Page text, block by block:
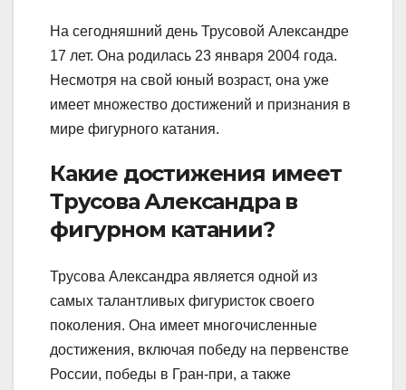
На сегодняшний день Трусовой Александре
17 лет. Она родилась 23 января 2004 года.
Несмотря на свой юный возраст, она уже
имеет множество достижений и признания в
мире фигурного катания.
Какие достижения имеет
Трусова Александра в
фигурном катании?
Трусова Александра является одной из
самых талантливых фигуристок своего
поколения. Она имеет многочисленные
достижения, включая победу на первенстве
России, победы в Гран-при, а также